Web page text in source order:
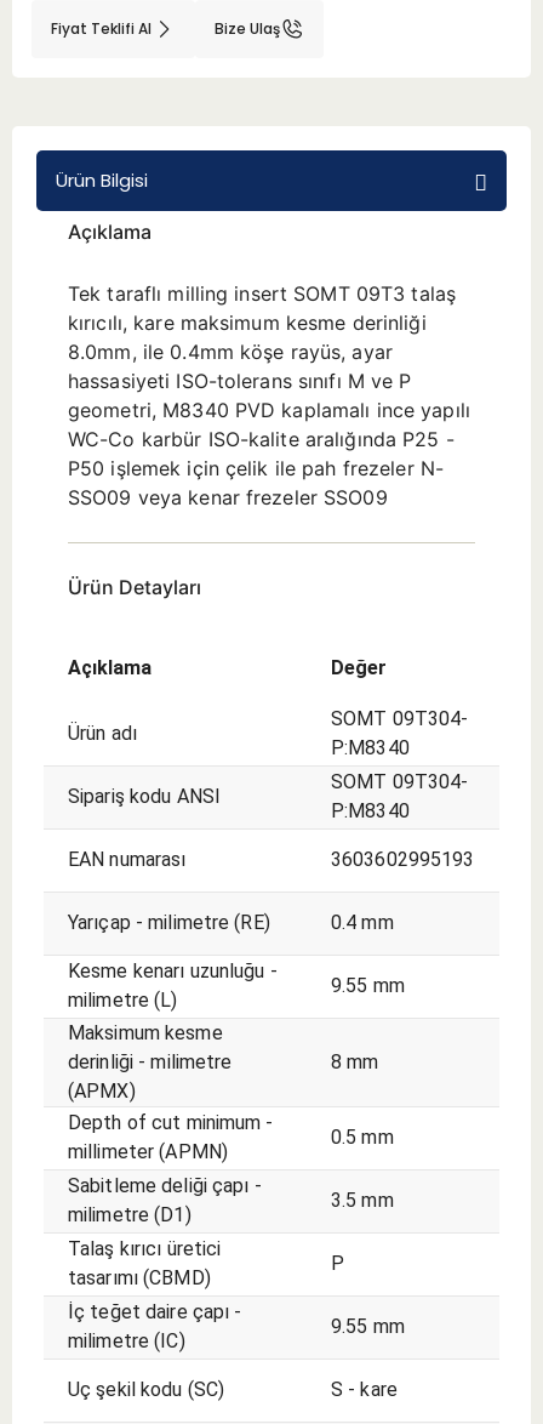
Fiyat Teklifi Al Bize Ulaş
Ürün Bilgisi
Açıklama
Tek taraflı milling insert SOMT 09T3 talaş
kırıcılı, kare maksimum kesme derinliği
8.0mm, ile 0.4mm köşe rayüs, ayar
hassasiyeti ISO-tolerans sınıfı M ve P
geometri, M8340 PVD kaplamalı ince yapılı
WC-Co karbür ISO-kalite aralığında P25 -
P50 işlemek için çelik ile pah frezeler N-
SSO09 veya kenar frezeler SSO09
Ürün Detayları
Açıklama Değer
Ürün adı
SOMT 09T304-
P:M8340
Sipariş kodu ANSI
SOMT 09T304-
P:M8340
EAN numarası 3603602995193
Yarıçap - milimetre (RE) 0.4 mm
Kesme kenarı uzunluğu -
milimetre (L)
9.55 mm
Maksimum kesme
derinliği - milimetre
(APMX)
8 mm
Depth of cut minimum -
millimeter (APMN)
0.5 mm
Sabitleme deliği çapı -
milimetre (D1)
3.5 mm
Talaş kırıcı üretici
tasarımı (CBMD)
P
İç teğet daire çapı -
milimetre (IC)
9.55 mm
Uç şekil kodu (SC) S - kare